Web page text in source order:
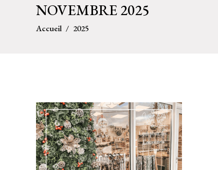
NOVEMBRE 2025
Accueil / 2025